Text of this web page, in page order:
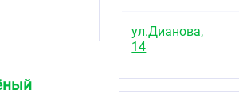
ул.Дианова,
14